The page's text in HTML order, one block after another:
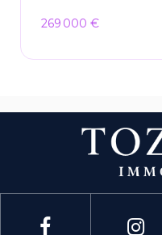
269 000 €